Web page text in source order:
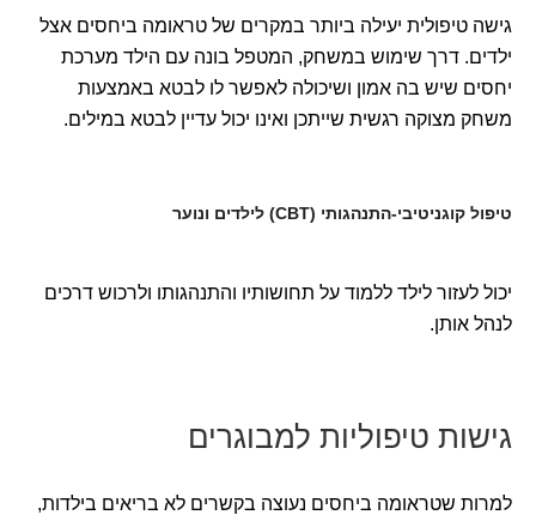
גישה טיפולית יעילה ביותר במקרים של טראומה ביחסים אצל
ילדים. דרך שימוש במשחק, המטפל בונה עם הילד מערכת
יחסים שיש בה אמון ושיכולה לאפשר לו לבטא באמצעות
משחק מצוקה רגשית שייתכן ואינו יכול עדיין לבטא במילים.
טיפול קוגניטיבי-התנהגותי (CBT) לילדים ונוער
יכול לעזור לילד ללמוד על תחושותיו והתנהגותו ולרכוש דרכים
לנהל אותן.
גישות טיפוליות למבוגרים
למרות שטראומה ביחסים נעוצה בקשרים לא בריאים בילדות,